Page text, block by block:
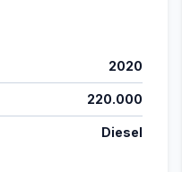
2020
220.000
Diesel